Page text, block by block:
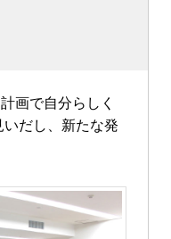
画で自分らしく
だし、新たな発